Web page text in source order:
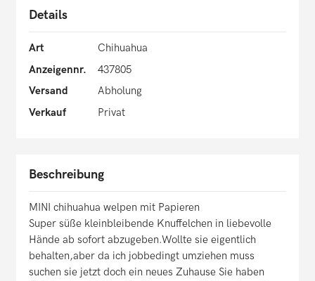
Details
Art
Chihuahua
Anzeigennr.
437805
Versand
Abholung
Verkauf
Privat
Beschreibung
MINI chihuahua welpen mit Papieren
Super süße kleinbleibende Knuffelchen in liebevolle
Hände ab sofort abzugeben.Wollte sie eigentlich
behalten,aber da ich jobbedingt umziehen muss
suchen sie jetzt doch ein neues Zuhause Sie haben